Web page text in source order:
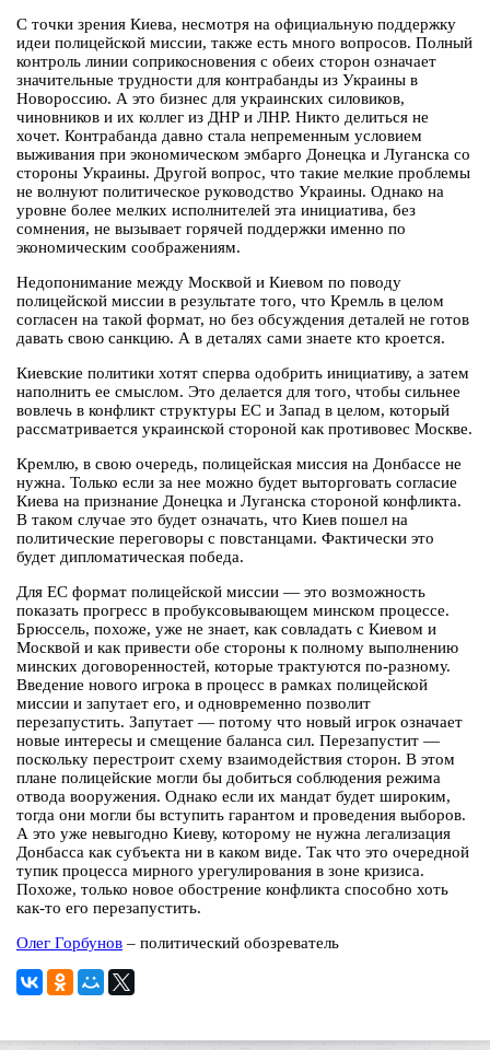
С точки зрения Киева, несмотря на официальную поддержку
идеи полицейской миссии, также есть много вопросов. Полный
контроль линии соприкосновения с обеих сторон означает
значительные трудности для контрабанды из Украины в
Новороссию. А это бизнес для украинских силовиков,
чиновников и их коллег из ДНР и ЛНР. Никто делиться не
хочет. Контрабанда давно стала непременным условием
выживания при экономическом эмбарго Донецка и Луганска со
стороны Украины. Другой вопрос, что такие мелкие проблемы
не волнуют политическое руководство Украины. Однако на
уровне более мелких исполнителей эта инициатива, без
сомнения, не вызывает горячей поддержки именно по
экономическим соображениям.
Недопонимание между Москвой и Киевом по поводу
полицейской миссии в результате того, что Кремль в целом
согласен на такой формат, но без обсуждения деталей не готов
давать свою санкцию. А в деталях сами знаете кто кроется.
Киевские политики хотят сперва одобрить инициативу, а затем
наполнить ее смыслом. Это делается для того, чтобы сильнее
вовлечь в конфликт структуры ЕС и Запад в целом, который
рассматривается украинской стороной как противовес Москве.
Кремлю, в свою очередь, полицейская миссия на Донбассе не
нужна. Только если за нее можно будет выторговать согласие
Киева на признание Донецка и Луганска стороной конфликта.
В таком случае это будет означать, что Киев пошел на
политические переговоры с повстанцами. Фактически это
будет дипломатическая победа.
Для ЕС формат полицейской миссии — это возможность
показать прогресс в пробуксовывающем минском процессе.
Брюссель, похоже, уже не знает, как совладать с Киевом и
Москвой и как привести обе стороны к полному выполнению
минских договоренностей, которые трактуются по-разному.
Введение нового игрока в процесс в рамках полицейской
миссии и запутает его, и одновременно позволит
перезапустить. Запутает — потому что новый игрок означает
новые интересы и смещение баланса сил. Перезапустит —
поскольку перестроит схему взаимодействия сторон. В этом
плане полицейские могли бы добиться соблюдения режима
отвода вооружения. Однако если их мандат будет широким,
тогда они могли бы вступить гарантом и проведения выборов.
А это уже невыгодно Киеву, которому не нужна легализация
Донбасса как субъекта ни в каком виде. Так что это очередной
тупик процесса мирного урегулирования в зоне кризиса.
Похоже, только новое обострение конфликта способно хоть
как-то его перезапустить.
Олег Горбунов – политический обозреватель